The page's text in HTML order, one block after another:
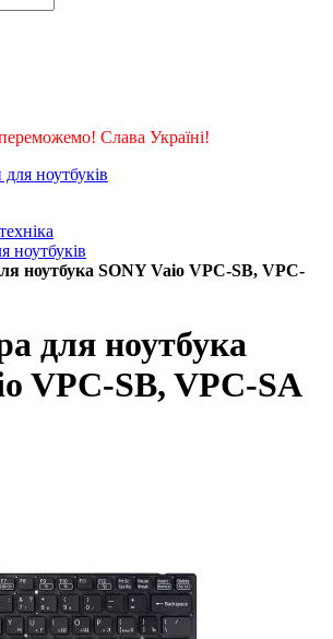
Слава Україні!
ноутбуків
ноутбуків
ноутбука SONY Vaio VPC-SB, VPC-
для ноутбука
VPC-SB, VPC-SA